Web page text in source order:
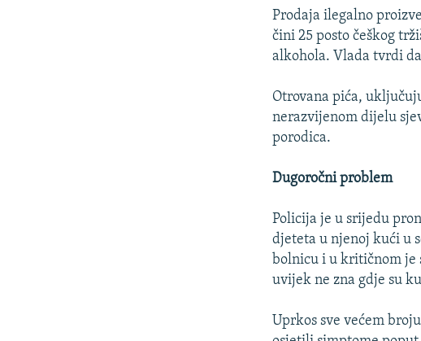
Prodaja ilegalno
čini 25 posto češkog
alkohola. Vlada tvrdi
Otrovana pića,
nerazvijenom dijelu
porodica.
Dugoročni problem
Policija je u srijedu
djeteta u njenoj kući u
bolnicu i u kritičnom je
uvijek ne zna gdje su
Uprkos sve većem